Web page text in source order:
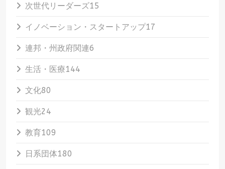
次世代リーダーズ15
イノベーション・スタートアップ17
連邦・州政府関連6
生活・医療144
文化80
観光24
教育109
日系団体180